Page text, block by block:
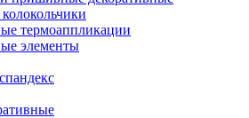
термоаппликации
элементы